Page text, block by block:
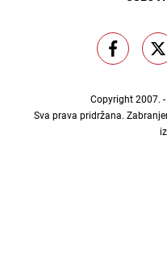
Copyright 2007.
Sva prava pridržana.